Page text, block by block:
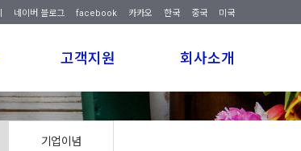
네이버 블로그 facebook 카카오 한국 중국 미국
고객지원 회사소개
We have created a awesome theme
Far far away,behind the word mountains, far from the countries
기업이념